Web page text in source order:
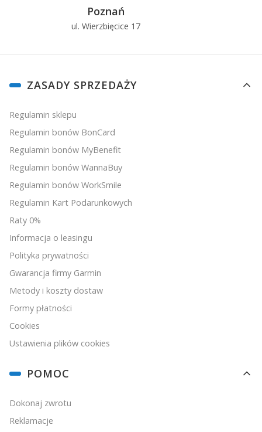
Poznań
ul. Wierzbięcice 17
Linki w stopce
ZASADY SPRZEDAŻY
Regulamin sklepu
Regulamin bonów BonCard
Regulamin bonów MyBenefit
Regulamin bonów WannaBuy
Regulamin bonów WorkSmile
Regulamin Kart Podarunkowych
Raty 0%
Informacja o leasingu
Polityka prywatności
Gwarancja firmy Garmin
Metody i koszty dostaw
Formy płatności
Cookies
Ustawienia plików cookies
POMOC
Dokonaj zwrotu
Reklamacje